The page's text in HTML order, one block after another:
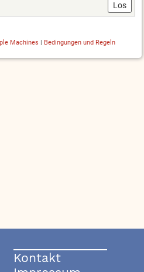
Machines Bedingungen und Regeln
Kontakt